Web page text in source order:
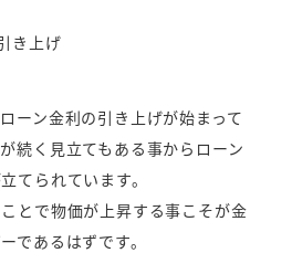
き上げ
ーン金利の引き上げが始まって
続く見立てもある事からローン
てられています。
とで物価が上昇する事こそが金
であるはずです。